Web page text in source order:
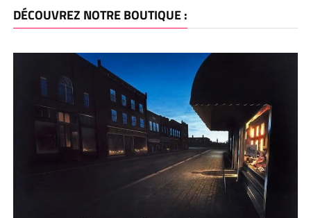
DÉCOUVREZ NOTRE BOUTIQUE :